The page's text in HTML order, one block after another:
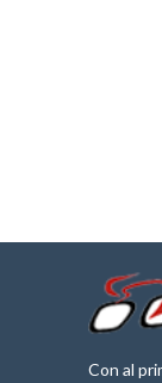
Con al